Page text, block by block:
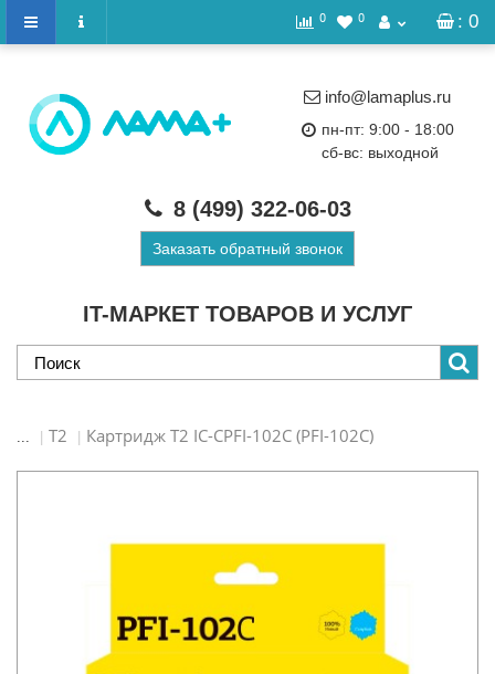
: 0
0 0
IT-МАРКЕТ ТОВАРОВ И УСЛУГ
info@lamaplus.ru
пн-пт: 9:00 - 18:00
сб-вс: выходной
8 (499) 322-06-03
Заказать обратный звонок
... T2 Картридж T2 IC-CPFI-102C (PFI-102C)